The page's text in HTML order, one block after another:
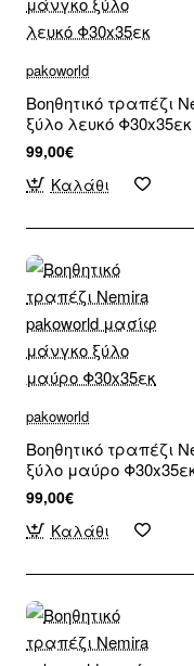
pakoworld
Βοηθητικό τραπέζι
ξύλο λευκό Φ30x35εκ
99,00€
Καλάθι
pakoworld
Βοηθητικό τραπέζι
ξύλο μαύρο
99,00€
Καλάθι